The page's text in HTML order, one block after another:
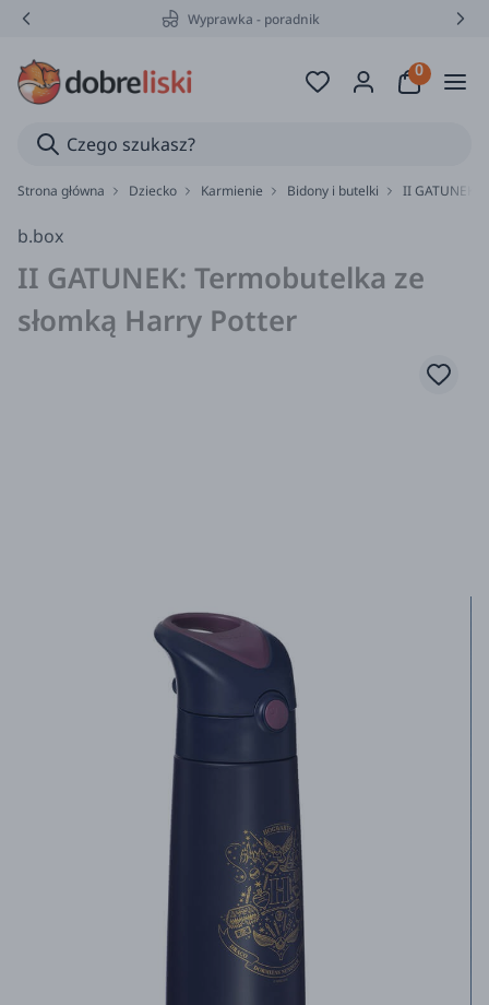
Wyprawka - poradnik
Strona główna Dziecko Karmienie Bidony i butelki II GATUNEK:
b.box
II GATUNEK: Termobutelka ze
słomką Harry Potter